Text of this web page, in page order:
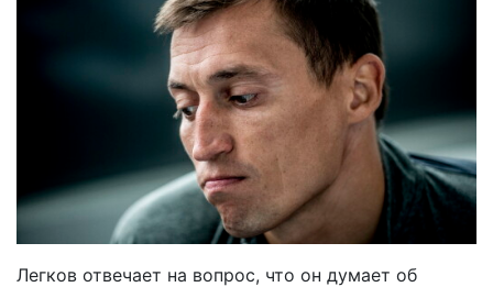
Легков отвечает на вопрос, что он думает об